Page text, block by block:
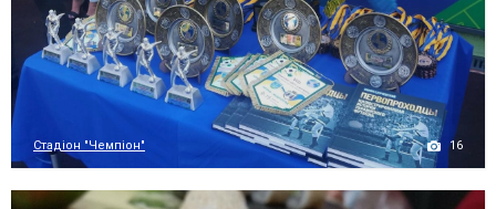
Стадіон "Чемпіон" 16